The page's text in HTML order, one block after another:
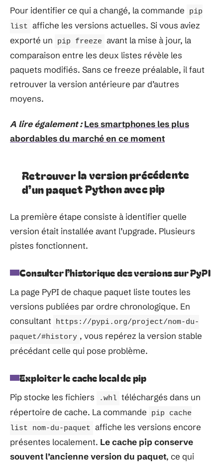
Pour identifier ce qui a changé, la commande
pip
list affiche les versions actuelles. Si vous aviez
exporté un
pip freeze avant la mise à jour, la
comparaison entre les deux listes révèle les
paquets modifiés. Sans ce freeze préalable, il faut
retrouver la version antérieure par d’autres
moyens.
A lire également : Les smartphones les plus
abordables du marché en ce moment
Retrouver la version précédente
d’un paquet Python avec pip
La première étape consiste à identifier quelle
version était installée avant l’upgrade. Plusieurs
pistes fonctionnent.
Consulter l’historique des versions sur PyPI
La page PyPI de chaque paquet liste toutes les
versions publiées par ordre chronologique. En
consultant
https://pypi.org/project/nom-du-
paquet/#history , vous repérez la version stable
précédant celle qui pose problème.
Exploiter le cache local de pip
Pip stocke les fichiers .whl téléchargés dans un
répertoire de cache. La commande
pip cache
list nom-du-paquet affiche les versions encore
présentes localement. Le cache pip conserve
souvent l’ancienne version du paquet, ce qui